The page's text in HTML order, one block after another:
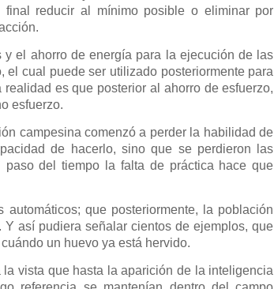
reducir al mínimo posible o eliminar por
el ahorro de energía para la ejecución de las
el cual puede ser utilizado posteriormente para
es que posterior al ahorro de esfuerzo,
esfuerzo.
campesina comenzó a perder la habilidad de
de hacerlo, sino que se perdieron las
del tiempo la falta de práctica hace que
que posteriormente, la población
así pudiera señalar cientos de ejemplos, que
un huevo ya está hervido.
vista que hasta la aparición de la inteligencia